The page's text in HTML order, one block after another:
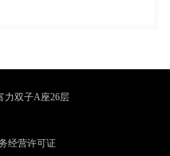
力双子A座26层
经营许可证